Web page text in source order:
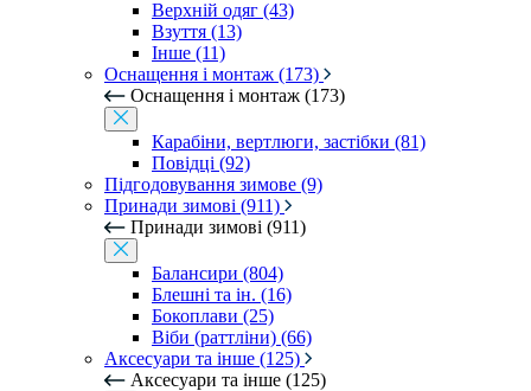
Верхній одяг (43)
Взуття (13)
Інше (11)
Оснащення і монтаж (173)
Оснащення і монтаж (173)
Карабіни, вертлюги, застібки (81)
Повідці (92)
Підгодовування зимове (9)
Принади зимові (911)
Принади зимові (911)
Балансири (804)
Блешні та ін. (16)
Бокоплави (25)
Віби (раттліни) (66)
Аксесуари та інше (125)
Аксесуари та інше (125)